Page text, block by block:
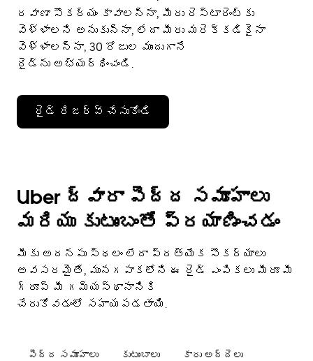
రవాణా సౌకర్యం కావాలన్నా, మీరు రెస్టారెంట్‌కు
వెళ్ళాలని అనుకున్నా, లేదా మీరు మరెక్కడికైనా
వెళ్ళాలన్నా, 30 రోజుల ముందుగానే
రైడ్‌ను అభ్యర్థించండి.
రైడ్ రిజర్వ్ చేసుకోండి
Uber ద్వారా పెద్ద సమూహాలు
మరియు కుటుంబంతో ప్రయాణించడం
మీకు అదనపు స్థలం లేదా ప్రత్యేక సౌకర్యాలు
అవసరమైతే, మునగపాకలోని ఈ రైడ్ ఎంపికలు మీరూ మీ
గ్రూప్ మీ గమ్యస్థానానికి
చేరుకోవడంలో సహాయపడతాయి.
పెద్ద సమూహాలు కుటుంబాలు కారు అద్దెలు